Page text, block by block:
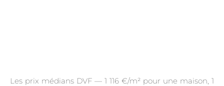
Les prix médians DVF — 1 116 €/m² pour une maison, 1